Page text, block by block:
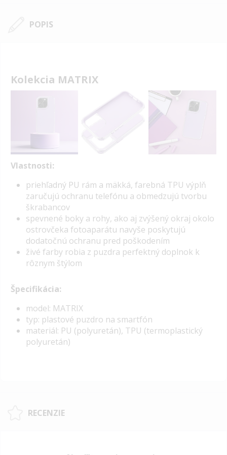
POPIS
Kolekcia MATRIX
Vlastnosti:
priehľadný PU rám a mäkká, farebná TPU výplň
zaručujú ochranu telefónu a obmedzujú tvorbu
škrabancov
spevnené boky a rohy, ako aj zvýšený okraj okolo
ostrovčeka fotoaparátu navyše poskytujú
dodatočnú ochranu pred poškodením
živé farby robia z puzdra perfektný doplnok k
rôznym štýlom
Špecifikácia:
model: MATRIX
typ: plastové puzdro na smartfón
materiál: PU (polyuretán), TPU (termoplastický
polyuretán)
RECENZIE